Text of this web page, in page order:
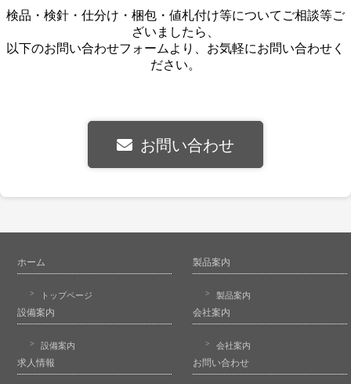
検品・検針・仕分け・梱包・値札付け等についてご相談等ご
ざいましたら、
以下のお問い合わせフォームより、お気軽にお問い合わせく
ださい。
お問い合わせ
ホーム
トップページ
製品案内
製品案内
設備案内
設備案内
会社案内
会社案内
求人情報 お問い合わせ